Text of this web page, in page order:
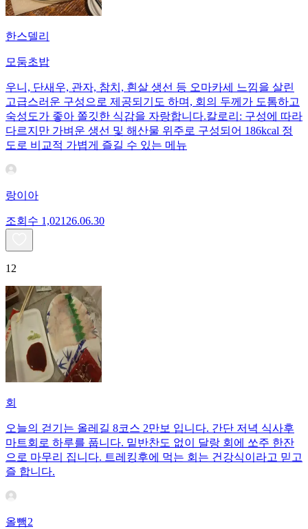
한스델리
모둠초밥
우니, 단새우, 관자, 참치, 흰살 생선 등 오마카세 느낌을 살린
고급스러운 구성으로 제공되기도 하며, 회의 두께가 도톰하고
숙성도가 좋아 쫄깃한 식감을 자랑합니다.칼로리: 구성에 따라
다르지만 가벼운 생선 및 해산물 위주로 구성되어 186kcal 정
도로 비교적 가볍게 즐길 수 있는 메뉴
랑이아
조회수 1,021 26.06.30
12
회
오늘의 걷기는 올레길 8코스 2만보 입니다. 간단 저녁 식사후
마트회로 하루를 풉니다. 밑반찬도 없이 달랑 회에 쏘주 한잔
으로 마무리 집니다. 트레킹후에 먹는 회는 건강식이라고 믿고
즐 합니다.
올뺌2